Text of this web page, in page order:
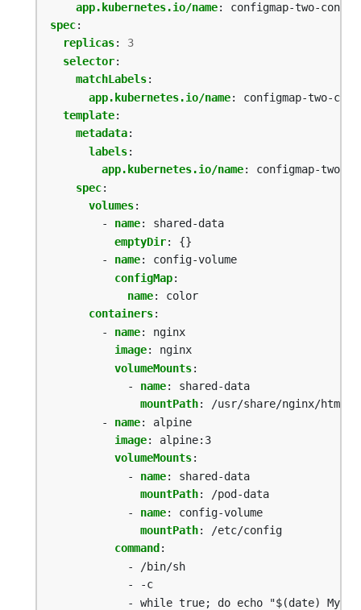
app.kubernetes.io/name:
configmap-two-
spec:
replicas:
3
selector:
matchLabels:
app.kubernetes.io/name:
configmap-two-
template:
metadata:
labels:
app.kubernetes.io/name:
configmap-two-
spec:
volumes:
- name:
shared-data
emptyDir:
{}
- name:
config-volume
configMap:
name:
color
containers:
- name:
nginx
image:
nginx
volumeMounts:
- name:
shared-data
mountPath:
/usr/share/nginx/html
- name:
alpine
image:
alpine:3
volumeMounts:
- name:
shared-data
mountPath:
/pod-data
- name:
config-volume
mountPath:
/etc/config
command :
- /bin/sh
- -c
- while true; do echo "$(date) My